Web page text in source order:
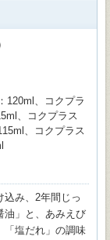
120ml、コクプラ
、コクプラス
、コクプラス
込み、2年間じっ
油」と、あみえび
「塩だれ」の調味